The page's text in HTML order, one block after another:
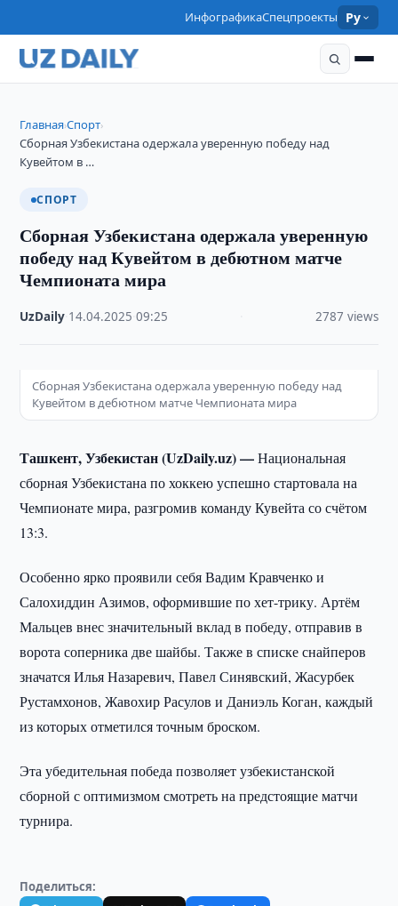
ИнфографикаСпецпроекты Ру
Главная›Спорт›
Сборная Узбекистана одержала уверенную победу над
Кувейтом в …
СПОРТ
Сборная Узбекистана одержала уверенную
победу над Кувейтом в дебютном матче
Чемпионата мира
UzDaily 14.04.2025 ·09:25 2787 views
Сборная Узбекистана одержала уверенную победу над
Кувейтом в дебютном матче Чемпионата мира
Ташкент, Узбекистан (UzDaily.uz) —Национальная
сборная Узбекистана по хоккею успешно стартовала на
Чемпионате мира, разгромив команду Кувейта со счётом
13:3.
Особенно ярко проявили себя Вадим Кравченко и
Салохиддин Азимов, оформившие по хет-трику. Артём
Мальцев внес значительный вклад в победу, отправив в
ворота соперника две шайбы. Также в списке снайперов
значатся Илья Назаревич, Павел Синявский, Жасурбек
Рустамхонов, Жавохир Расулов и Даниэль Коган, каждый
из которых отметился точным броском.
Эта убедительная победа позволяет узбекистанской
сборной с оптимизмом смотреть на предстоящие матчи
турнира.
Поделиться: